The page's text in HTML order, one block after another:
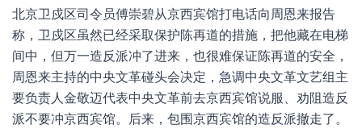
北京卫戍区司令员傅崇碧从京西宾馆打电话向周恩来报告
称，卫戍区虽然已经采取保护陈再道的措施，把他藏在电梯
间中，但万一造反派冲了进来，也很难保证陈再道的安全，
周恩来主持的中央文革碰头会决定，急调中央文革文艺组主
要负责人金敬迈代表中央文革前去京西宾馆说服、劝阻造反
派不要冲京西宾馆。后来，包围京西宾馆的造反派撤走了。